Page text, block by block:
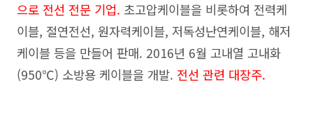
으로 전선 전문 기업. 초고압케이블을 비롯하여 전력케
이블, 절연전선, 원자력케이블, 저독성난연케이블, 해저
케이블 등을 만들어 판매. 2016년 6월 고내열 고내화
(950℃) 소방용 케이블을 개발. 전선 관련 대장주.